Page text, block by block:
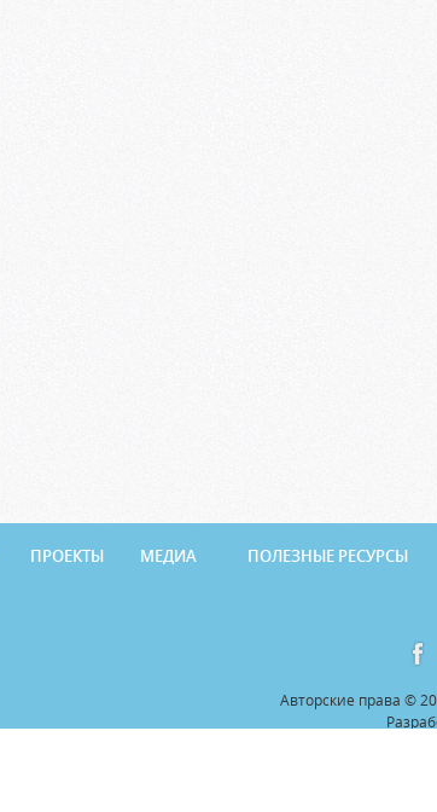
ПРОЕКТЫ МЕДИА ПОЛЕЗНЫЕ РЕСУРСЫ
Авторские права ©